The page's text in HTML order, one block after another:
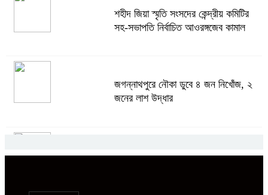
অস্ত্র উদ্ধারে ডেভিড ইমনসহ ৫ সন্ত্রাসীর
১০ দিনের রিমান্ড চাইবে পুলিশ
সেনবাগে নতুন গ্যাস কূপের খনন শুরু, মিলতে
পারে দৈনিক ৫-৭ মিলিয়ন ঘনফুট গ্যাস
শহীদ জিয়া স্মৃতি সংসদের কেন্দ্রীয় কমিটির
সহ-সভাপতি নির্বাচিত আওরঙ্গজেব কামাল
জগন্নাথপুরে নৌকা ডুবে ৪ জন নিখোঁজ, ২
জনের লাশ উদ্ধার
চট্টগ্রামে গ্যাসের তীব্র সংকট, রান্না বন্ধ বহু